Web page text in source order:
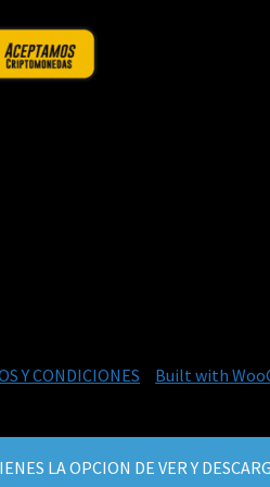
LA OPCION DE VER Y
Y CONDICIONES
Built with